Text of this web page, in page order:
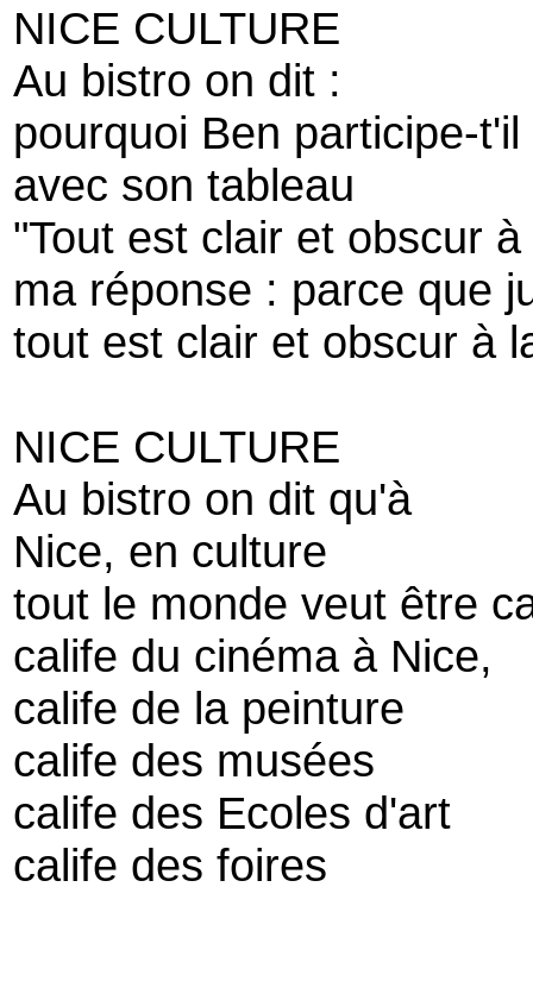
NICE CULTURE
Au bistro on dit :
pourquoi Ben participe-
avec son tableau
"Tout est clair et obscur
ma réponse : parce que
tout est clair et obscur à
NICE CULTURE
Au bistro on dit qu'à
Nice, en culture
tout le monde veut être
calife du cinéma à Nice,
calife de la peinture
calife des musées
calife des Ecoles d'art
calife des foires